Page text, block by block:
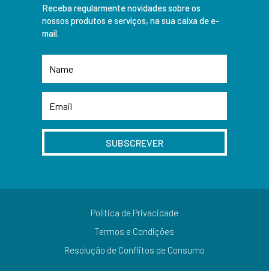
Receba regularmente novidades sobre os
nossos produtos e serviços, na sua caixa de e-
mail.
SUBSCREVER
Política de Privacidade
Termos e Condições
Resolução de Conflitos de Consumo